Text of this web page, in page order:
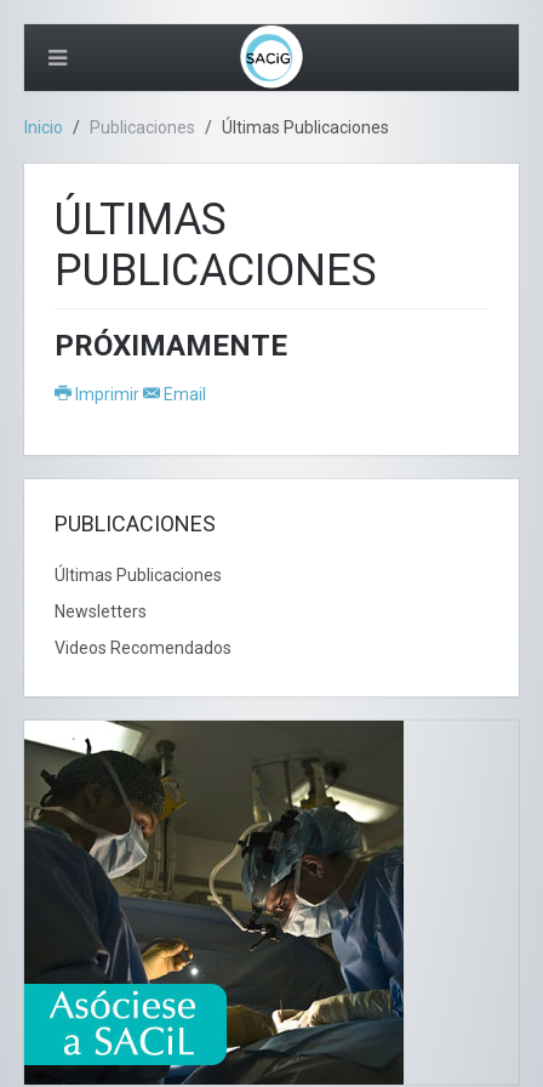
Inicio Publicaciones Últimas Publicaciones
ÚLTIMAS
PUBLICACIONES
PRÓXIMAMENTE
Imprimir Email
PUBLICACIONES
Últimas Publicaciones
Newsletters
Videos Recomendados